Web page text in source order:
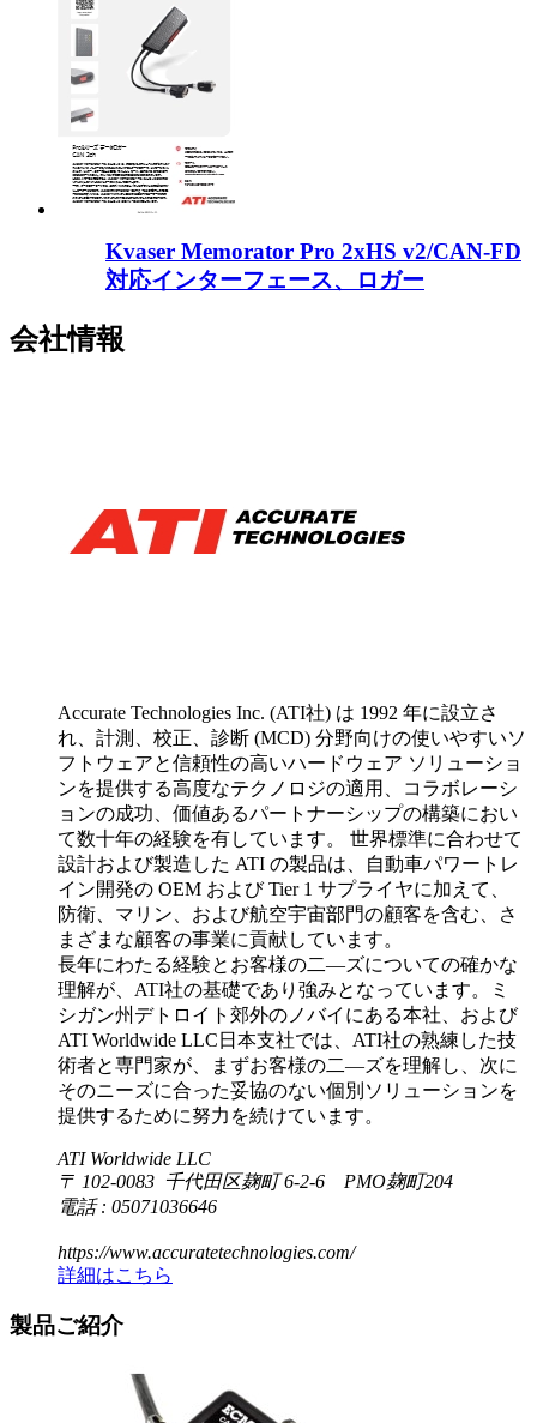
Kvaser Memorator Pro 2xHS v2/CAN-FD
対応インターフェース、ロガー
会社情報
Accurate Technologies Inc. (ATI社) は 1992 年に設立さ
れ、計測、校正、診断 (MCD) 分野向けの使いやすいソ
フトウェアと信頼性の高いハードウェア ソリューショ
ンを提供する高度なテクノロジの適用、コラボレーシ
ョンの成功、価値あるパートナーシップの構築におい
て数十年の経験を有しています。 世界標準に合わせて
設計および製造した ATI の製品は、自動車パワートレ
イン開発の OEM および Tier 1 サプライヤに加えて、
防衛、マリン、および航空宇宙部門の顧客を含む、さ
まざまな顧客の事業に貢献しています。
長年にわたる経験とお客様の二―ズについての確かな
理解が、ATI社の基礎であり強みとなっています。ミ
シガン州デトロイト郊外のノバイにある本社、および
ATI Worldwide LLC日本支社では、ATI社の熟練した技
術者と専門家が、まずお客様の二―ズを理解し、次に
そのニーズに合った妥協のない個別ソリューションを
提供するために努力を続けています。
ATI Worldwide LLC
〒 102-0083 千代田区麹町 6-2-6 PMO麹町204
電話 : 05071036646
https://www.accuratetechnologies.com/
詳細はこちら
製品ご紹介